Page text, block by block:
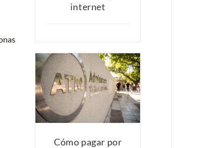
internet
Cómo pagar por